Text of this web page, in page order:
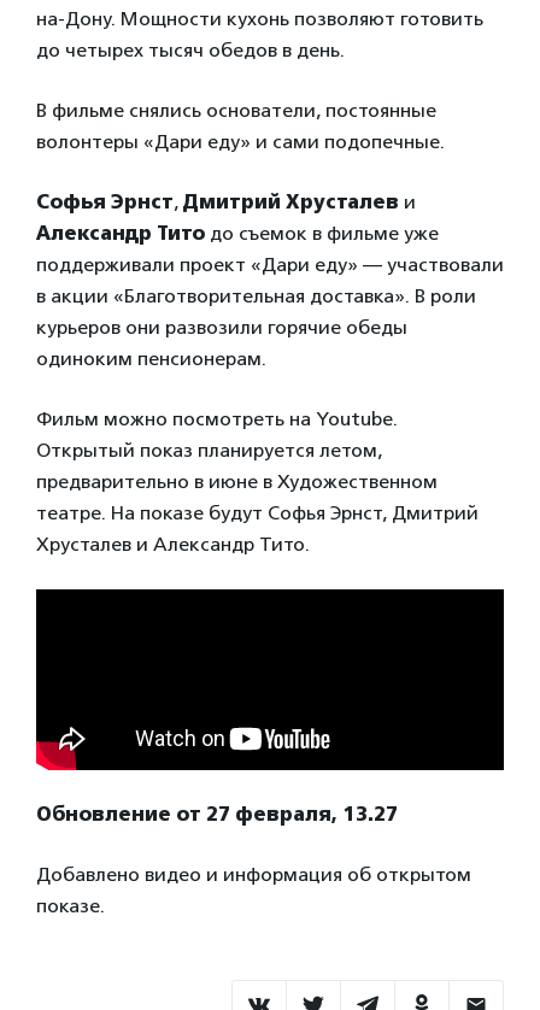
на-Дону. Мощности кухонь позволяют готовить
до четырех тысяч обедов в день.
В фильме снялись основатели, постоянные
волонтеры «Дари еду» и сами подопечные.
Софья Эрнст, Дмитрий Хрусталев и
Александр Тито до съемок в фильме уже
поддерживали проект «Дари еду» — участвовали
в акции «Благотворительная доставка». В роли
курьеров они развозили горячие обеды
одиноким пенсионерам.
Фильм можно посмотреть на Youtube.
Открытый показ планируется летом,
предварительно в июне в Художественном
театре. На показе будут Софья Эрнст, Дмитрий
Хрусталев и Александр Тито.
Обновление от 27 февраля, 13.27
Добавлено видео и информация об открытом
показе.